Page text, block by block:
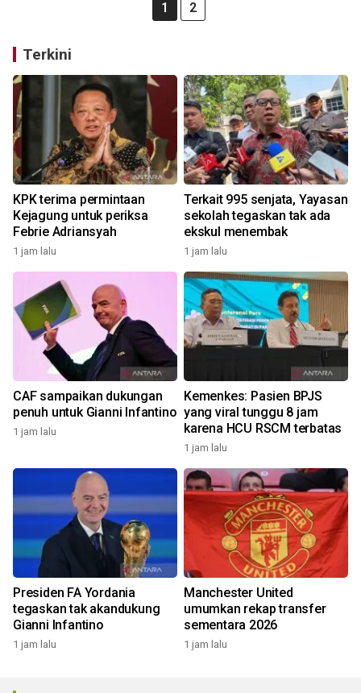
1 2
Terkini
KPK terima permintaan
Kejagung untuk periksa
Febrie Adriansyah
1 jam lalu
Terkait 995 senjata, Yayasan
sekolah tegaskan tak ada
ekskul menembak
1 jam lalu
CAF sampaikan dukungan
penuh untuk Gianni Infantino
1 jam lalu
Kemenkes: Pasien BPJS
yang viral tunggu 8 jam
karena HCU RSCM terbatas
1 jam lalu
Presiden FA Yordania
tegaskan tak akandukung
Gianni Infantino
1 jam lalu
Manchester United
umumkan rekap transfer
sementara 2026
1 jam lalu